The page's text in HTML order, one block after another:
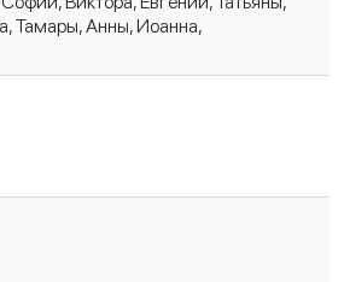
Тамары, Анны, Иоанна,